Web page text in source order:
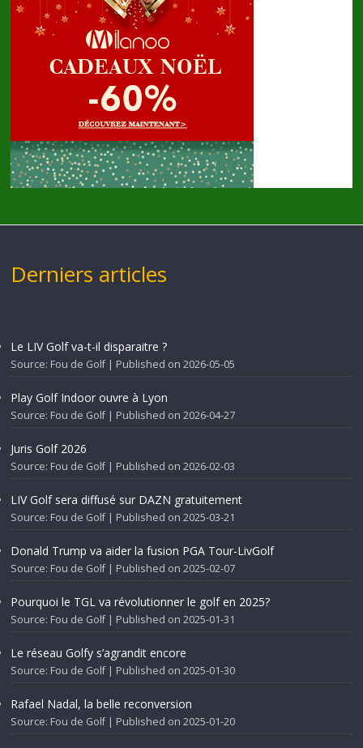
Derniers articles
Le LIV Golf va-t-il disparaitre ?
Source: Fou de Golf Published on 2026-05-05
Play Golf Indoor ouvre à Lyon
Source: Fou de Golf Published on 2026-04-27
Juris Golf 2026
Source: Fou de Golf Published on 2026-02-03
LIV Golf sera diffusé sur DAZN gratuitement
Source: Fou de Golf Published on 2025-03-21
Donald Trump va aider la fusion PGA Tour-LivGolf
Source: Fou de Golf Published on 2025-02-07
Pourquoi le TGL va révolutionner le golf en 2025?
Source: Fou de Golf Published on 2025-01-31
Le réseau Golfy s’agrandit encore
Source: Fou de Golf Published on 2025-01-30
Rafael Nadal, la belle reconversion
Source: Fou de Golf Published on 2025-01-20